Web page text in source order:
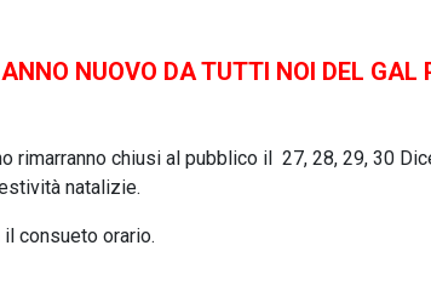
NUOVO DA TUTTI NOI DEL GAL
rimarranno chiusi al pubblico il 27, 28, 29, 30
natalizie.
il consueto orario.